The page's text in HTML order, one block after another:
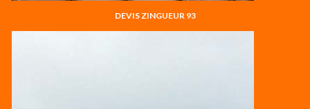
DEVIS ZINGUEUR 93